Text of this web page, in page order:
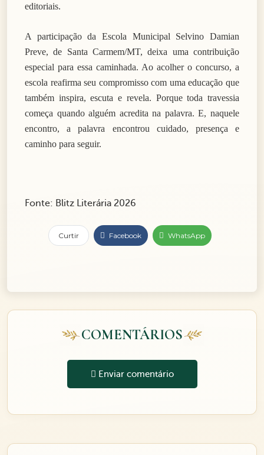
editoriais.
A participação da Escola Municipal Selvino Damian
Preve, de Santa Carmem/MT, deixa uma contribuição
especial para essa caminhada. Ao acolher o concurso, a
escola reafirma seu compromisso com uma educação que
também inspira, escuta e revela. Porque toda travessia
começa quando alguém acredita na palavra. E, naquele
encontro, a palavra encontrou cuidado, presença e
caminho para seguir.
Fonte: Blitz Literária 2026
Curtir Facebook WhatsApp
COMENTÁRIOS
Enviar comentário